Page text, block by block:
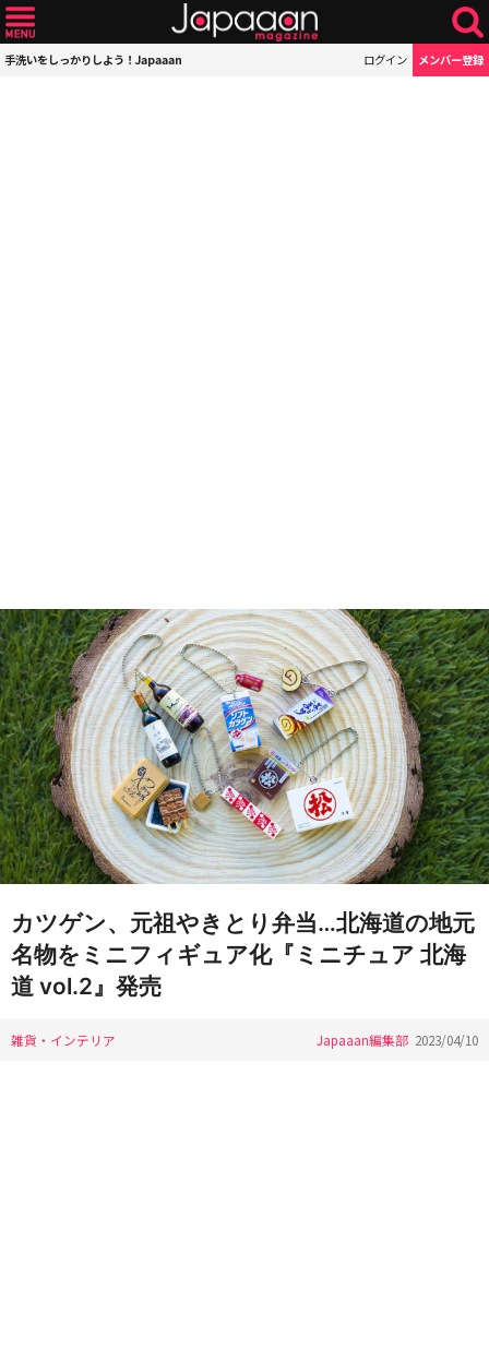
手洗いをしっかりしよう！Japaaan ログイン メンバー登録
カツゲン、元祖やきとり弁当…北海道の地元
名物をミニフィギュア化『ミニチュア 北海
道 vol.2』発売
雑貨・インテリア Japaaan編集部 2023/04/10